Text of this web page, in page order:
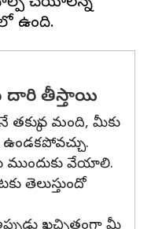
దారి తీస్తాయి
తక్కువ మంది, మీకు
ముందుకు వేయాలి.
తెలుస్తుందో